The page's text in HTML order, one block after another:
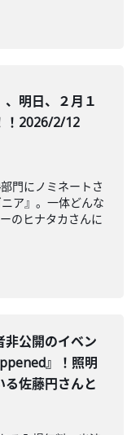
明日、２月１
！2026/2/12
門にノミネートさ
ア』。一体どんな
のヒナタカさんに
非公開のイベン
』！照明
佐藤円さんと